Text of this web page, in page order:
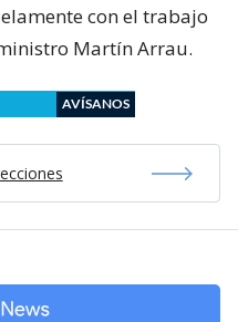
con el trabajo
Martín Arrau.
AVÍSANOS